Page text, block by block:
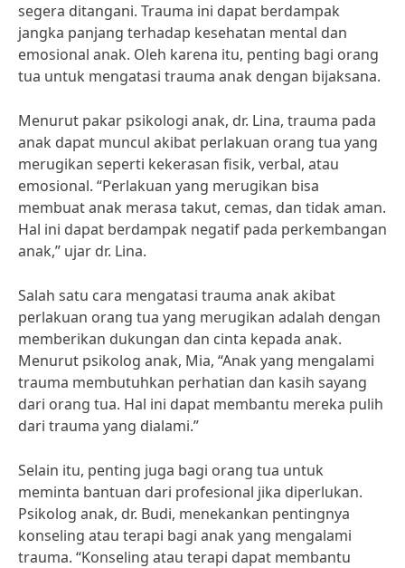
segera ditangani. Trauma ini dapat berdampak
jangka panjang terhadap kesehatan mental dan
emosional anak. Oleh karena itu, penting bagi orang
tua untuk mengatasi trauma anak dengan bijaksana.
Menurut pakar psikologi anak, dr. Lina, trauma pada
anak dapat muncul akibat perlakuan orang tua yang
merugikan seperti kekerasan fisik, verbal, atau
emosional. “Perlakuan yang merugikan bisa
membuat anak merasa takut, cemas, dan tidak aman.
Hal ini dapat berdampak negatif pada perkembangan
anak,” ujar dr. Lina.
Salah satu cara mengatasi trauma anak akibat
perlakuan orang tua yang merugikan adalah dengan
memberikan dukungan dan cinta kepada anak.
Menurut psikolog anak, Mia, “Anak yang mengalami
trauma membutuhkan perhatian dan kasih sayang
dari orang tua. Hal ini dapat membantu mereka pulih
dari trauma yang dialami.”
Selain itu, penting juga bagi orang tua untuk
meminta bantuan dari profesional jika diperlukan.
Psikolog anak, dr. Budi, menekankan pentingnya
konseling atau terapi bagi anak yang mengalami
trauma. “Konseling atau terapi dapat membantu